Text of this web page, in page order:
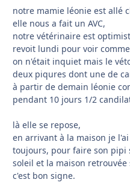
notre mamie léonie est allé
elle nous a fait un AVC,
notre vétérinaire est
revoit lundi pour voir
on n'était inquiet mais le
deux piqures dont une de
à partir de demain léonie
pendant 10 jours 1/2
là elle se repose,
en arrivant à la maison je
toujours, pour faire son pipi
soleil et la maison retrouvée
c'est bon signe.